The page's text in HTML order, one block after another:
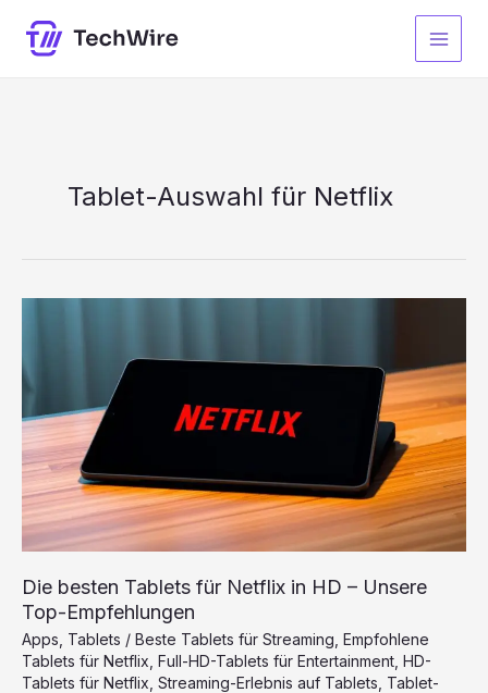
Inhalt
springen
Tablet-Auswahl für Netflix
Die besten Tablets für Netflix in HD – Unsere
Top-Empfehlungen
Apps Tablets / Beste Tablets für Streaming Empfohlene
Tablets für Netflix Full-HD-Tablets für Entertainment HD-
Tablets für Netflix Streaming-Erlebnis auf Tablets Tablet-